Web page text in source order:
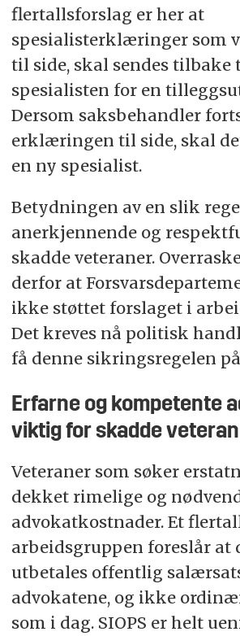
flertallsforslag er her at
spesialisterklæringer som
til side, skal sendes tilbake
spesialisten for en
Dersom saksbehandler
erklæringen til side, skal
en ny spesialist.
Betydningen av en slik
anerkjennende og
skadde veteraner.
derfor at
ikke støttet forslaget i
Det kreves nå politisk
få denne sikringsregelen
Erfarne og kompetente
viktig for skadde
Veteraner som søker
dekket rimelige og
advokatkostnader. Et
arbeidsgruppen foreslår at
utbetales offentlig
advokatene, og ikke
som i dag. SIOPS er helt